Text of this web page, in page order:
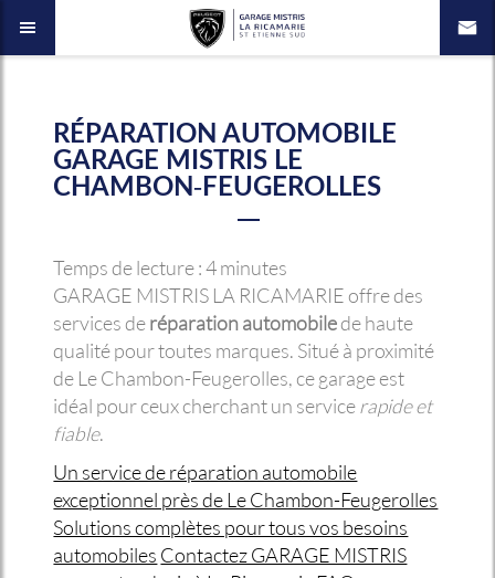
RÉPARATION AUTOMOBILE
GARAGE MISTRIS LE
CHAMBON-FEUGEROLLES
Temps de lecture : 4 minutes
GARAGE MISTRIS LA RICAMARIE offre des
services deréparation automobilede haute
qualité pour toutes marques. Situé à proximité
de Le Chambon-Feugerolles, ce garage est
idéal pour ceux cherchant un servicerapide et
fiable.
Un service de réparation automobile
exceptionnel près de Le Chambon-Feugerolles
Solutions complètes pour tous vos besoins
automobiles Contactez GARAGE MISTRIS